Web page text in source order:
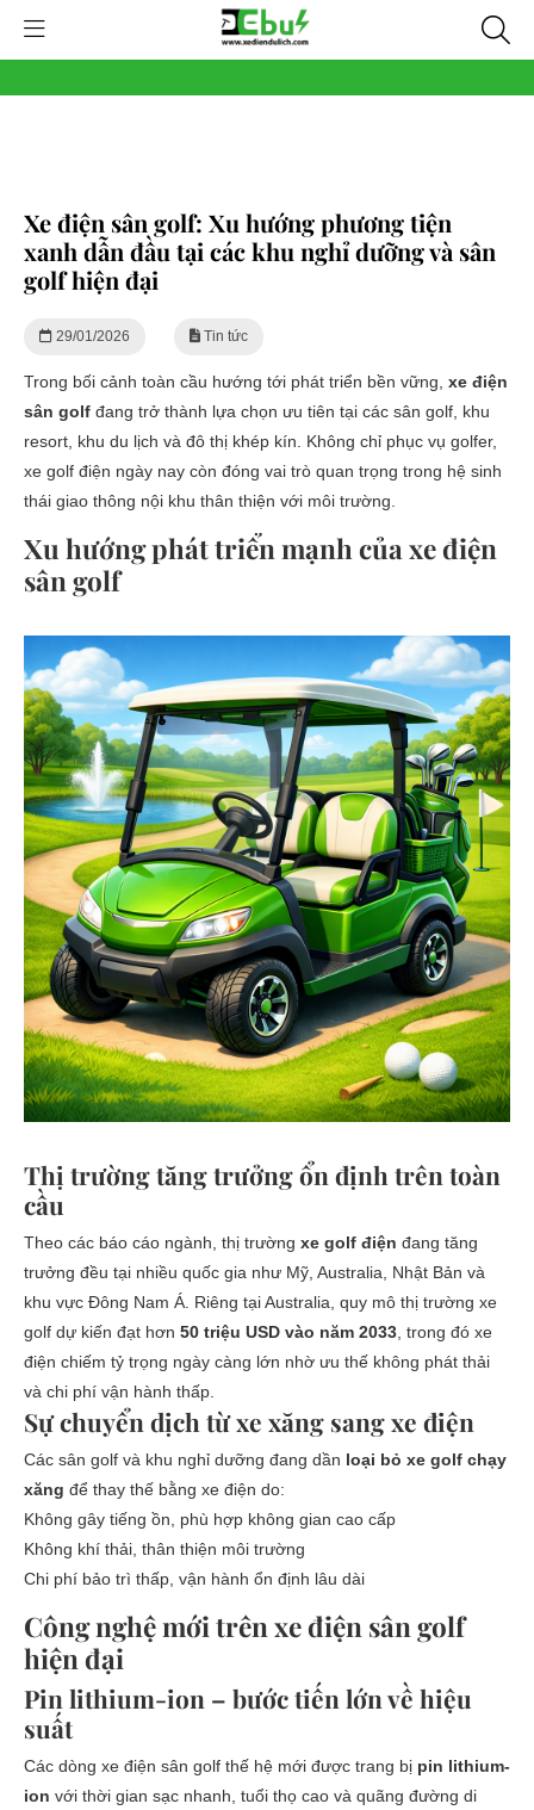
Xe điện sân golf: Xu hướng phương tiện
xanh dẫn đầu tại các khu nghỉ dưỡng và sân
golf hiện đại
29/01/2026 Tin tức
Trong bối cảnh toàn cầu hướng tới phát triển bền vững, xe điện
sân golf đang trở thành lựa chọn ưu tiên tại các sân golf, khu
resort, khu du lịch và đô thị khép kín. Không chỉ phục vụ golfer,
xe golf điện ngày nay còn đóng vai trò quan trọng trong hệ sinh
thái giao thông nội khu thân thiện với môi trường.
Xu hướng phát triển mạnh của xe điện
sân golf
Thị trường tăng trưởng ổn định trên toàn
cầu
Theo các báo cáo ngành, thị trường xe golf điện đang tăng
trưởng đều tại nhiều quốc gia như Mỹ, Australia, Nhật Bản và
khu vực Đông Nam Á. Riêng tại Australia, quy mô thị trường xe
golf dự kiến đạt hơn 50 triệu USD vào năm 2033 , trong đó xe
điện chiếm tỷ trọng ngày càng lớn nhờ ưu thế không phát thải
và chi phí vận hành thấp.
Sự chuyển dịch từ xe xăng sang xe điện
Các sân golf và khu nghỉ dưỡng đang dần loại bỏ xe golf chạy
xăng để thay thế bằng xe điện do:
Không gây tiếng ồn, phù hợp không gian cao cấp
Không khí thải, thân thiện môi trường
Chi phí bảo trì thấp, vận hành ổn định lâu dài
Công nghệ mới trên xe điện sân golf
hiện đại
Pin lithium-ion – bước tiến lớn về hiệu
suất
Các dòng xe điện sân golf thế hệ mới được trang bị pin lithium-
ion với thời gian sạc nhanh, tuổi thọ cao và quãng đường di